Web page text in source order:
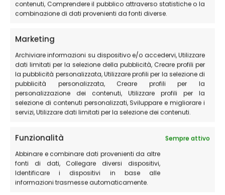
contenuti, Comprendere il pubblico attraverso statistiche o la
combinazione di dati provenienti da fonti diverse.
Marketing
Archiviare informazioni su dispositivo e/o accedervi, Utilizzare
dati limitati per la selezione della pubblicità, Creare profili per
la pubblicità personalizzata, Utilizzare profili per la selezione di
pubblicità personalizzata, Creare profili per la
personalizzazione dei contenuti, Utilizzare profili per la
selezione di contenuti personalizzati, Sviluppare e migliorare i
servizi, Utilizzare dati limitati per la selezione dei contenuti.
Funzionalità
Sempre attivo
Abbinare e combinare dati provenienti da altre
fonti di dati, Collegare diversi dispositivi,
Identificare i dispositivi in base alle
informazioni trasmesse automaticamente.
tuo trekking
Esistono diversi itinerari ed esistono diversi gradi
di difficoltà per raggiungere le aree più
suggestive dei monti Sibillini, ma, come per tutte
le cose, se ti stai domandandocome arrivare al lago
di Pilato da Castelluccio probabilmente ti possiamo
consigliare di affidarti ad una delleguide del Parcoper
la tua escursione tra i nostri monti.
Itinerari e sentieri nella zona di
Castelluccio di Norcia
Scopri tutti gli itinerari che puoi percorrere nei pressi di